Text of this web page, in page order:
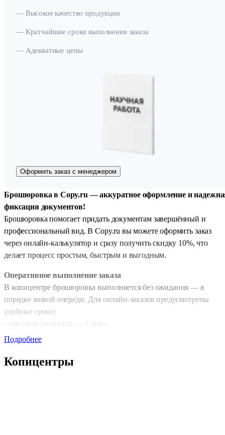
— Высокое качество продукции
— Кратчайшие сроки выполнения заказа
— Адекватные цены
Оформить заказ с менеджером
Брошюровка в Copy.ru — аккуратное оформление и
фиксация документов!
Брошюровка помогает придать документам завершённый и
профессиональный вид. В Copy.ru вы можете оформить заказ
через онлайн-калькулятор и сразу получить скидку 10%, что
делает процесс простым, быстрым и выгодным.
Оперативное выполнение заказа
В копицентре брошюровка выполняется без ожидания — в
порядке живой очереди. Для онлайн-заказов предусмотрены
удобные сроки:
• обычная срочность — 1 день;
• срочная обработка — 2–4 часа.
проекта, учебе или презентации.
Подробнее
Копицентры